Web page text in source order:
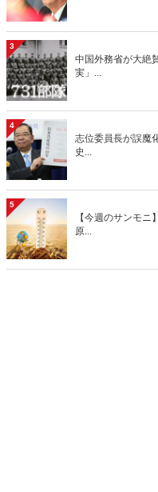
3
中国外務省が大絶
実」...
4
志位委員長が誤魔
史...
5
【今週のサンモ
原...